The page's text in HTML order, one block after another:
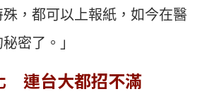
，都可以上報紙，如今在醫
密了。」
連台大都招不滿